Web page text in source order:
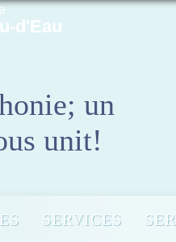
d'Eau
un
unit!
SERVICES